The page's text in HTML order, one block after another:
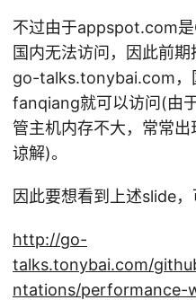
不过由于appspot.com是
国内无法访问，因此前
go-talks.tonybai.com，
fanqiang就可以访问(由
管主机内存不大，常常
谅解)。
因此要想看到上述slide，
http://go-
talks.tonybai.com/
ntations/